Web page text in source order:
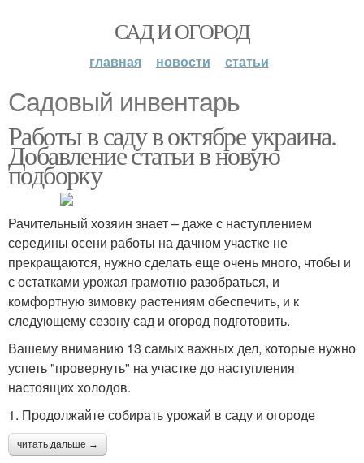
САД И ОГОРОД
главная новости статьи
Садовый инвентарь
Работы в саду в октябре украина.
Добавление статьи в новую
подборку
Рачительный хозяин знает – даже с наступлением
середины осени работы на дачном участке не
прекращаются, нужно сделать еще очень много, чтобы и
с остатками урожая грамотно разобраться, и
комфортную зимовку растениям обеспечить, и к
следующему сезону сад и огород подготовить.
Вашему вниманию 13 самых важных дел, которые нужно
успеть "провернуть" на участке до наступления
настоящих холодов.
1. Продолжайте собирать урожай в саду и огороде
читать дальше →